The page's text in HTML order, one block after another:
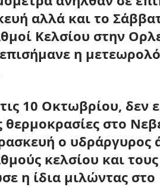
αλλά και το
Κελσίου στην
η
10 Οκτωβρίου, δεν
θερμοκρασίες στο
ο υδράργυρος
κελσίου και
η ίδια μιλώντας